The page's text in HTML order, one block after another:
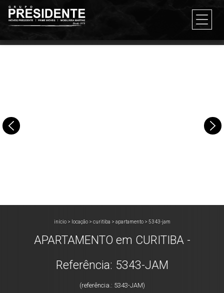
início> locação> curitiba > apartamento> 5343-jam
APARTAMENTO em CURITIBA -
Referência: 5343-JAM
(referência.: 5343-JAM)